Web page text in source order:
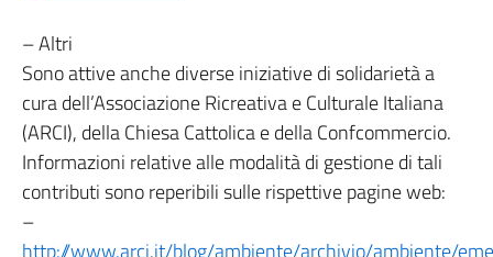
– Altri
Sono attive anche diverse iniziative di solidarietà a
cura dell’Associazione Ricreativa e Culturale Italiana
(ARCI), della Chiesa Cattolica e della Confcommercio.
Informazioni relative alle modalità di gestione di tali
contributi sono reperibili sulle rispettive pagine web:
–
http://www.arci.it/blog/ambiente/archivio/ambiente/